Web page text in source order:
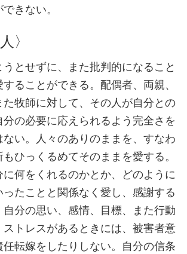
きない。
〉
とせずに、また批判的になること
ることができる。配偶者、両親、
牧師に対して、その人が自分との
の必要に応えられるよう完全さを
い。人々のありのままを、すなわ
ひっくるめてそのままを愛する。
に何をくれるのかとか、どのように
たことと関係なく愛し、感謝する
分の思い、感情、目標、また行動
トレスがあるときには、被害者意
転嫁をしたりしない。自分の信条